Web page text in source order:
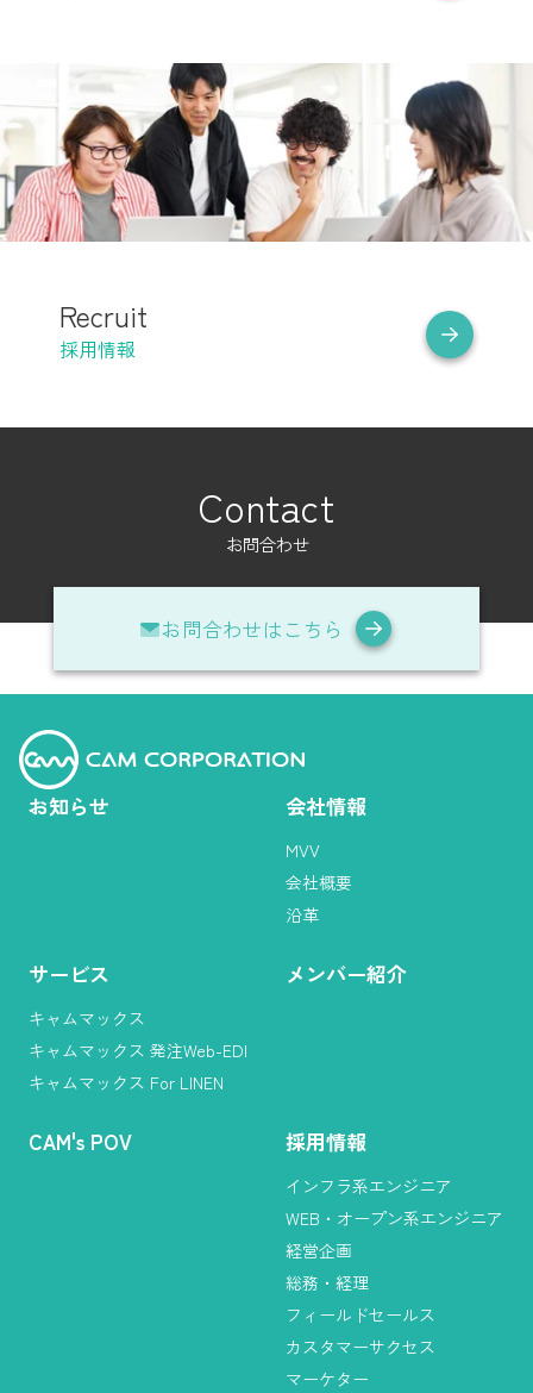
Recruit
採用情報
Contact
お問合わせ
お問合わせはこちら
お知らせ 会社情報
MVV
会社概要
沿革
サービス
キャムマックス
キャムマックス 発注Web-EDI
キャムマックス For LINEN
メンバー紹介
CAM's POV 採用情報
インフラ系エンジニア
WEB・オープン系エンジニア
経営企画
総務・経理
フィールドセールス
カスタマーサクセス
マーケター